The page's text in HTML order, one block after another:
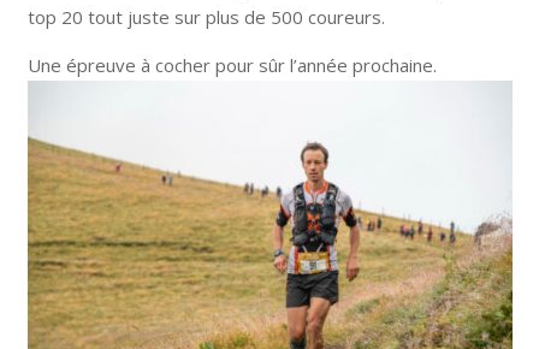
top 20 tout juste sur plus de 500 coureurs.
Une épreuve à cocher pour sûr l’année prochaine.